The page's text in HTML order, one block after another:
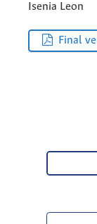
Isenia Leon
Final